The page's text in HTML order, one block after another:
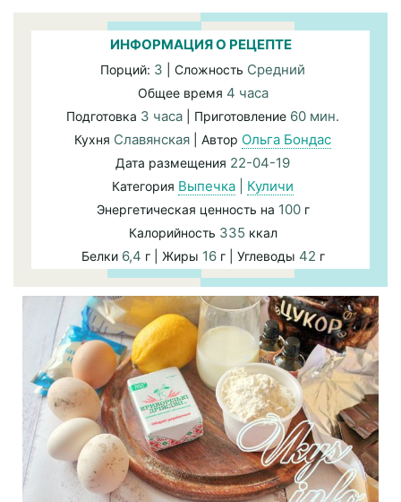
ИНФОРМАЦИЯ О РЕЦЕПТЕ
Порций: 3 | Сложность Средний
Общее время 4 часа
Подготовка 3 часа | Приготовление 60 мин.
Кухня Славянская | Автор Ольга Бондас
Дата размещения 22-04-19
Категория Выпечка Куличи
Энергетическая ценность на 100г
Калорийность 335 ккал
Белки 6,4 г | Жиры 16г | Углеводы 42 г